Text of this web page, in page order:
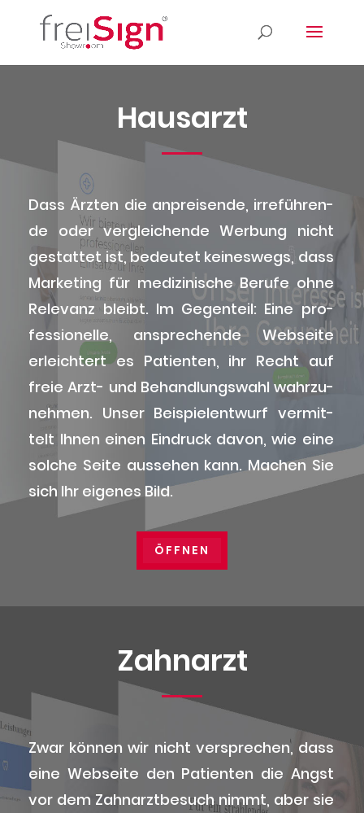
Haus­arzt
Dass Ärz­ten die anprei­sen­de, irre­füh­ren­
de oder ver­glei­chen­de Wer­bung nicht
gestat­tet ist, bedeu­tet kei­nes­wegs, dass
Mar­ke­ting für medi­zi­ni­sche Beru­fe ohne
Rele­vanz bleibt. Im Gegen­teil: Eine pro­
fes­sio­nel­le, anspre­chen­de Web­sei­te
erleich­tert es Pati­en­ten, ihr Recht auf
freie Arzt- und Behand­lungs­wahl wahr­zu­
neh­men. Unser Bei­spiel­ent­wurf ver­mit­
telt Ihnen einen Ein­druck davon, wie eine
sol­che Sei­te aus­se­hen kann. Machen Sie
sich Ihr eige­nes Bild.
ÖFF­NEN
Zahn­arzt
Zwar kön­nen wir nicht ver­spre­chen, dass
eine Web­sei­te den Pati­en­ten die Angst
vor dem Zahn­arzt­be­such nimmt, aber sie